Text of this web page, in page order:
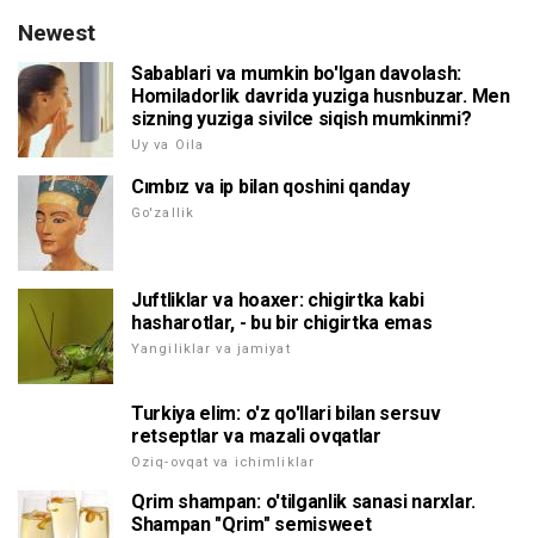
Newest
Sabablari va mumkin bo'lgan davolash:
Homiladorlik davrida yuziga husnbuzar. Men
sizning yuziga sivilce siqish mumkinmi?
Uy va Oila
Cımbız va ip bilan qoshini qanday
Go'zallik
Juftliklar va hoaxer: chigirtka kabi
hasharotlar, - bu bir chigirtka emas
Yangiliklar va jamiyat
Turkiya elim: o'z qo'llari bilan sersuv
retseptlar va mazali ovqatlar
Oziq-ovqat va ichimliklar
Qrim shampan: o'tilganlik sanasi narxlar.
Shampan "Qrim" semisweet